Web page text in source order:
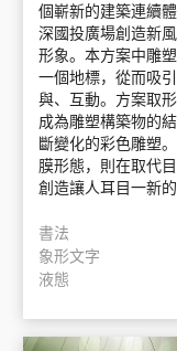
個嶄新的建築連續
深國投廣場創造新
形象。本方案中雕
一個地標，從而吸
與、互動。方案取
成為雕塑構築物的
斷變化的彩色雕塑
膜形態，則在取代
創造讓人耳目一新
書法
象形文字
液態